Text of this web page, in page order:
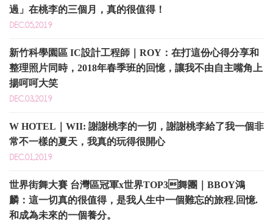
過」在桃李的三個月，真的很值得！
DEC.05,2019
新竹科學園區 IC設計工程師｜ROY：在打這份心得分享和
整理照片同時，2018年春季班的回憶，讓我不由自主嘴角上
揚呵呵大笑
DEC.03,2019
W HOTEL｜WII: 謝謝桃李的一切，謝謝桃李給了我一個非
常不一樣的夏天，我真的玩得很開心
DEC.01,2019
世界街舞大賽 台灣區冠軍x世界TOP3舞團｜BBOY鴻
麟：這一切真的很值得，是我人生中一個難忘的旅程.回憶.
和成為未來的一個養分。